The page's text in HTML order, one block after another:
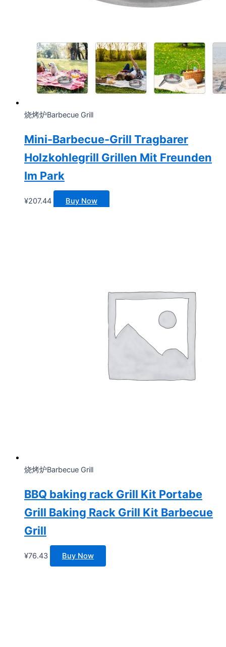
烧烤炉Barbecue Grill
Mini-Barbecue-Grill Tragbarer
Holzkohlegrill Grillen Mit Freunden
Im Park
¥207.44 Buy Now
烧烤炉Barbecue Grill
BBQ baking rack Grill Kit Portabe
Grill Baking Rack Grill Kit Barbecue
Grill
¥76.43 Buy Now